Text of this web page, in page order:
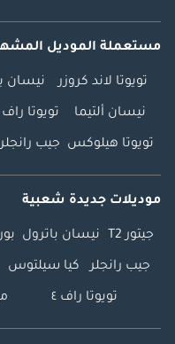
مستعملة الموديل
تويوتا لاند كروزر نيسان
نيسان ألتيما تويوتا راف
تويوتا هيلوكس جيب رانجلر
موديلات جديدة شعبية
جيتور T2 نيسان باترول
جيب رانجلر كيا سيلتوس
تويوتا راف ٤